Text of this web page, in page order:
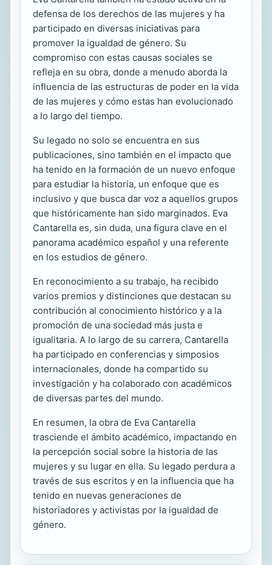
defensa de los derechos de las mujeres y ha
participado en diversas iniciativas para
promover la igualdad de género. Su
compromiso con estas causas sociales se
refleja en su obra, donde a menudo aborda la
influencia de las estructuras de poder en la vida
de las mujeres y cómo estas han evolucionado
a lo largo del tiempo.
Su legado no solo se encuentra en sus
publicaciones, sino también en el impacto que
ha tenido en la formación de un nuevo enfoque
para estudiar la historia, un enfoque que es
inclusivo y que busca dar voz a aquellos grupos
que históricamente han sido marginados. Eva
Cantarella es, sin duda, una figura clave en el
panorama académico español y una referente
en los estudios de género.
En reconocimiento a su trabajo, ha recibido
varios premios y distinciones que destacan su
contribución al conocimiento histórico y a la
promoción de una sociedad más justa e
igualitaria. A lo largo de su carrera, Cantarella
ha participado en conferencias y simposios
internacionales, donde ha compartido su
investigación y ha colaborado con académicos
de diversas partes del mundo.
En resumen, la obra de Eva Cantarella
trasciende el ámbito académico, impactando en
la percepción social sobre la historia de las
mujeres y su lugar en ella. Su legado perdura a
través de sus escritos y en la influencia que ha
tenido en nuevas generaciones de
historiadores y activistas por la igualdad de
género.